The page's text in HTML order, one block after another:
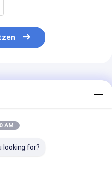
AM
looking for?